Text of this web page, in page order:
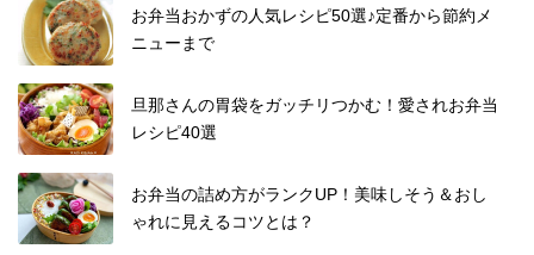
お弁当おかずの人気レシピ50選♪定番から節約メ
ニューまで
旦那さんの胃袋をガッチリつかむ！愛されお弁当
レシピ40選
お弁当の詰め方がランクUP！美味しそう＆おし
ゃれに見えるコツとは？